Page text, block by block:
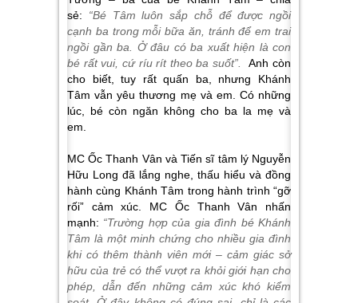
sẻ: “Bé Tâm luôn sắp chỗ để được ngồi
cạnh ba trong mỗi bữa ăn, tránh để em trai
ngồi gần ba. Ở đâu có ba xuất hiện là con
bé rất vui, cứ ríu rít theo ba suốt”.Anh còn
cho biết, tuy rất quấn ba, nhưng Khánh
Tâm vẫn yêu thương mẹ và em. Có những
lúc, bé còn ngăn không cho ba la mẹ và
em.
MC Ốc Thanh Vân và Tiến sĩ tâm lý Nguyễn
Hữu Long đã lắng nghe, thấu hiểu và đồng
hành cùng Khánh Tâm trong hành trình “gỡ
rối” cảm xúc. MC Ốc Thanh Vân nhấn
mạnh: “Trường hợp của gia đình bé Khánh
Tâm là một minh chứng cho nhiều gia đình
khi có thêm thành viên mới – cảm giác sở
hữu của trẻ có thể vượt ra khỏi giới hạn cho
phép, dẫn đến những cảm xúc khó kiểm